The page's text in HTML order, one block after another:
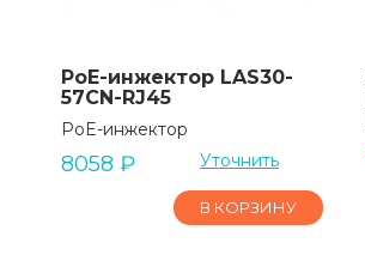
PoE-инжектор LAS30-
57CN-RJ45
PoE-инжектор
8058 ₽ Уточнить
В КОРЗИНУ